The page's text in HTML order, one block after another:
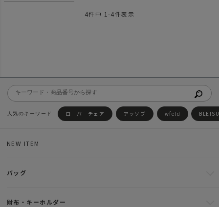
4件中 1 -4件表示
ローバーチェア アッソブ wfeld
NEW ITEM
バッグ
財布・キーホルダー